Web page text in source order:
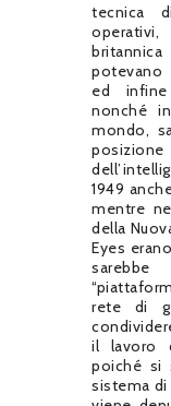
tecnica
britannica
potevano
ed infine
nonché
mondo,
posizione
1949
mentre
della
Eyes
rete di
il lavoro
poiché si
sistema